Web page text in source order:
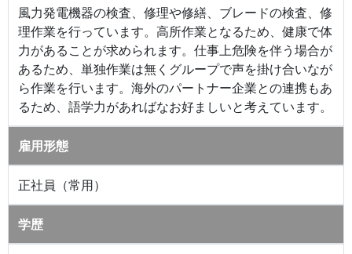
風力発電機器の検査、修理や修繕、ブレードの検査、修
理作業を行っています。高所作業となるため、健康で体
力があることが求められます。仕事上危険を伴う場合が
あるため、単独作業は無くグループで声を掛け合いなが
ら作業を行います。海外のパートナー企業との連携もあ
るため、語学力があればなお好ましいと考えています。
雇用形態
正社員（常用）
学歴